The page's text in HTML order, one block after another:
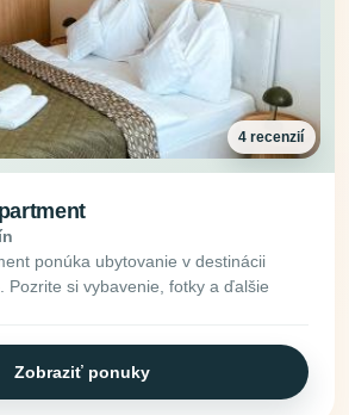
4 recenzií
ponúka ubytovanie v destinácii
Pozrite si vybavenie, fotky a ďalšie
Zobraziť ponuky